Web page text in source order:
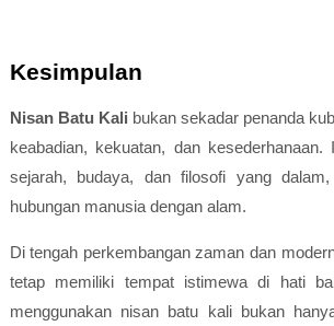
Kesimpulan
Nisan Batu Kali bukan sekadar penanda
keabadian, kekuatan, dan kesederhanaan.
sejarah, budaya, dan filosofi yang
hubungan manusia dengan alam.
Di tengah perkembangan zaman dan
tetap memiliki tempat istimewa di hati
menggunakan nisan batu kali bukan